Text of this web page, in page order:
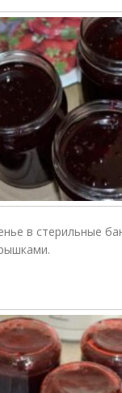
в стерильные